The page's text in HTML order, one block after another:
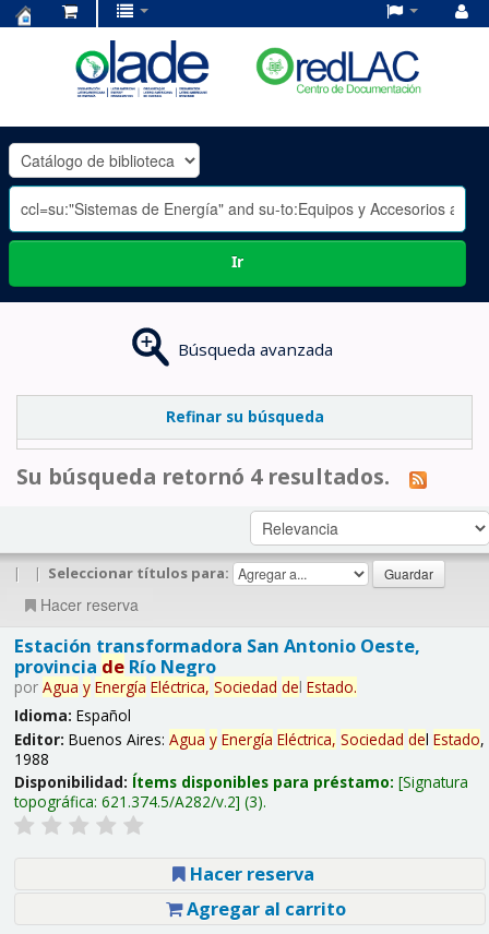
OLADE
-
Ir
Búsqueda avanzada
Refinar su búsqueda
Su búsqueda retornó 4 resultados.
| | Seleccionar títulos para:
Hacer reserva
Estación transformadora San Antonio Oeste,
provincia deRío Negro
por Agua y Energía Eléctrica, Sociedad del Estado.
Idioma: Español
Editor: Buenos Aires: Agua y Energía Eléctrica, Sociedad del Estado,
1988
Disponibilidad: Ítems disponibles para préstamo: Signatura
topográfica: 621.374.5/A282/v.2 (3).
Hacer reserva
Agregar al carrito